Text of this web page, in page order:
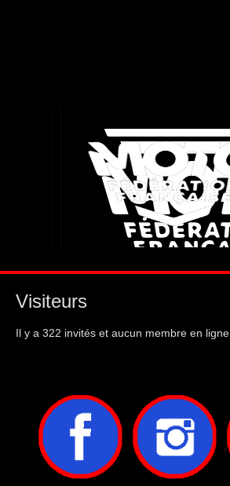
Visiteurs
Il y a 322 invités et aucun membre en ligne